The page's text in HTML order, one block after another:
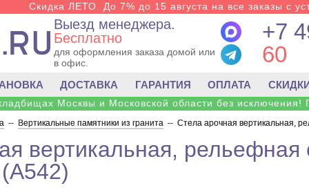
Скидка ЛЕТО. До 7% до 15 августа на все заказы с
Выезд менеджера.
Бесплатно
для оформления заказа домой или
в офис.
+7
60
ДОСТАВКА ГАРАНТИЯ ОПЛАТА
Москвы и Московской области без исключения!
-- Вертикальные памятники из гранита -- Стела арочная вертикальная,
вертикальная, рельефная